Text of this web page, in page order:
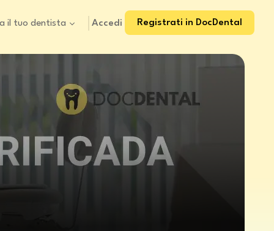
il tuo dentista Accedi Registrati in DocDental